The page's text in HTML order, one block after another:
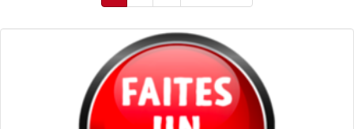
courante suivante
page